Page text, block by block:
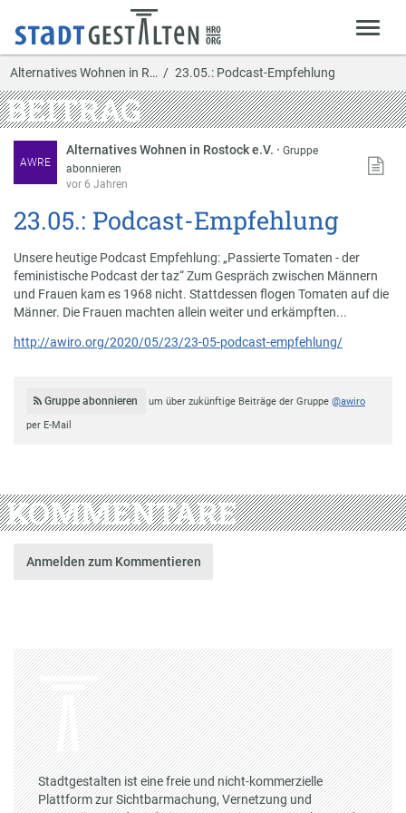
Alternatives Wohnen in R… 23.05.: Podcast-Empfehlung
BEITRAG
AWRE
Alternatives Wohnen in Rostock e.V. ·Gruppe
abonnieren
vor 6 Jahren
23.05.: Podcast-Empfehlung
Unsere heutige Podcast Empfehlung: „Passierte Tomaten - der
feministische Podcast der taz“ Zum Gespräch zwischen Männern
und Frauen kam es 1968 nicht. Stattdessen flogen Tomaten auf die
Männer. Die Frauen machten allein weiter und erkämpften...
http://awiro.org/2020/05/23/23-05-podcast-empfehlung/
Gruppe abonnieren um über zukünftige Beiträge der Gruppe @awiro
per E-Mail
KOMMENTARE
Anmelden zum Kommentieren
Stadtgestalten ist eine freie und nicht-kommerzielle
Plattform zur Sichtbarmachung, Vernetzung und